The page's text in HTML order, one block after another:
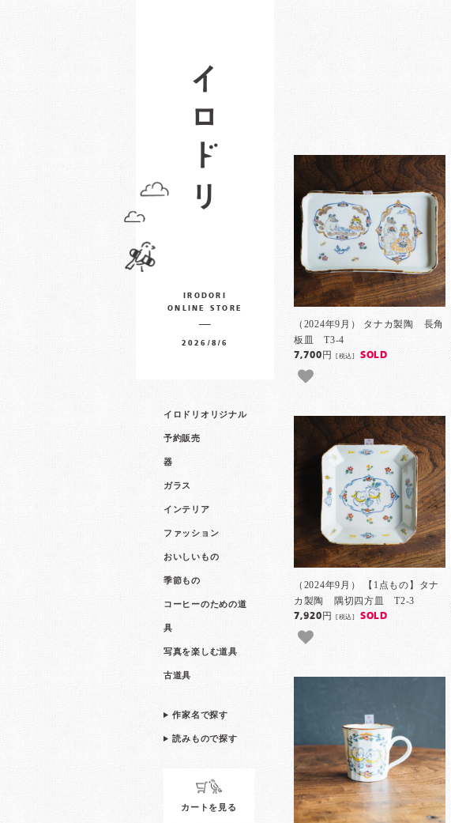
IRODORI
ONLINE STORE
2026/8/6
イロドリオリジナル
予約販売
器
ガラス
インテリア
ファッション
おいしいもの
季節もの
コーヒーのための道
具
写真を楽しむ道具
古道具
作家名で探す
読みもので探す
カートを見る
（2024年9月） タナカ製陶 長角
板皿 T3-4
7,700円[税込] SOLD
（2024年9月） 【1点もの】タナ
カ製陶 隅切四方皿 T2-3
7,920円[税込] SOLD